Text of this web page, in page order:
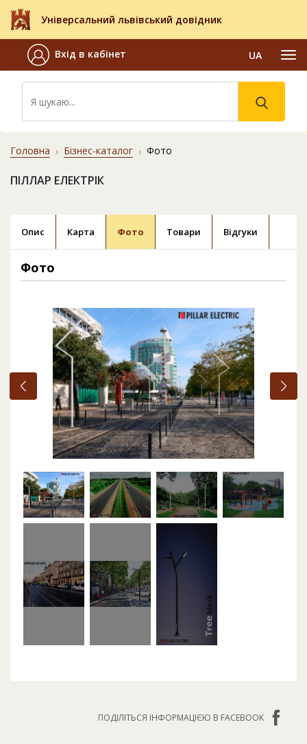
Універсальний львівський довідник
Вхід в кабінет UA
Головна Бізнес-каталог Фото
ПІЛЛАР ЕЛЕКТРІК
Опис Карта Фото Товари Відгуки
Фото
ПОДІЛІТЬСЯ ІНФОРМАЦІЄЮ В FACEBOOK